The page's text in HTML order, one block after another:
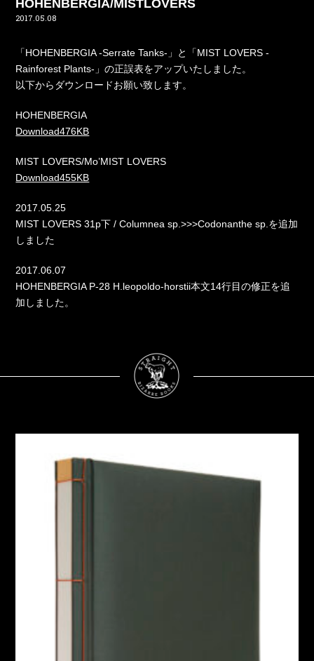
HOHENBERGIA/MISTLOVERS
2017.05.08
「HOHENBERGIA -Serrate Tanks-」と「MIST LOVERS -
Rainforest Plants-」の正誤表をアップいたしました。
以下からダウンロードお願い致します。
HOHENBERGIA
Download476KB
MIST LOVERS/Mo’MIST LOVERS
Download455KB
2017.05.25
MIST LOVERS 31p下 / Columnea sp.>>>Codonanthe sp.を追加
しました
2017.06.07
HOHENBERGIA P-28 H.leopoldo-horstii本文14行目の修正を追
加しました。